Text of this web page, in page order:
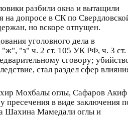
разбили окна и вытащили
допросе в СК по
но вскоре отпущен.
уголовного дела в
"з" ч. 2 ст. 105 УК РФ, ч. 3 ст.
сговору;
стал раздел сфер
Мохбалы оглы, Сафаров Акиф
в виде заключения
Шахина Мамедали оглы и